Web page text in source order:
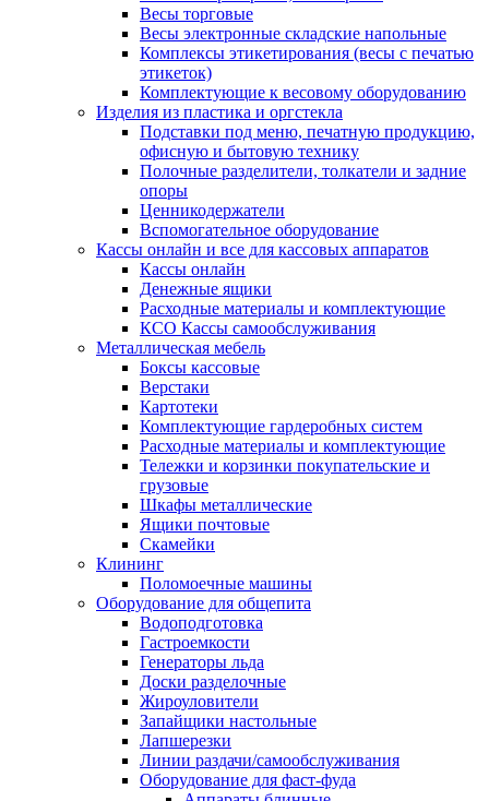
Весы торговые
Весы электронные складские напольные
Комплексы этикетирования (весы с печатью
этикеток)
Комплектующие к весовому оборудованию
Изделия из пластика и оргстекла
Подставки под меню, печатную продукцию,
офисную и бытовую технику
Полочные разделители, толкатели и задние
опоры
Ценникодержатели
Вспомогательное оборудование
Кассы онлайн и все для кассовых аппаратов
Кассы онлайн
Денежные ящики
Расходные материалы и комплектующие
КСО Кассы самообслуживания
Металлическая мебель
Боксы кассовые
Верстаки
Картотеки
Комплектующие гардеробных систем
Расходные материалы и комплектующие
Тележки и корзинки покупательские и
грузовые
Шкафы металлические
Ящики почтовые
Скамейки
Клининг
Поломоечные машины
Оборудование для общепита
Водоподготовка
Гастроемкости
Генераторы льда
Доски разделочные
Жироуловители
Запайщики настольные
Лапшерезки
Линии раздачи/самообслуживания
Оборудование для фаст-фуда